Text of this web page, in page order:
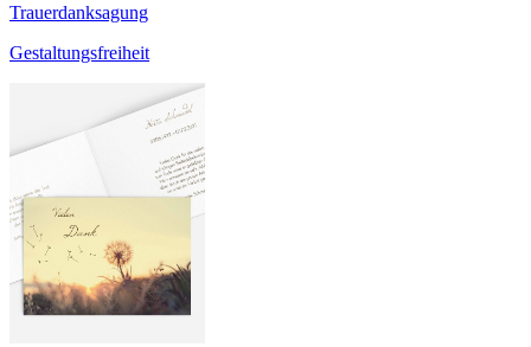
Trauerdanksagung
Gestaltungsfreiheit